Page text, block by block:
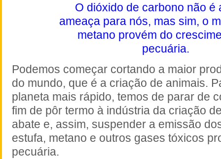
O dióxido de carbono não é
ameaça para nós, mas sim, o
metano provém do
pecuária.
Podemos começar cortando a maior
do mundo, que é a criação de animais.
planeta mais rápido, temos de parar de
fim de pôr termo à indústria da criação
abate e, assim, suspender a emissão
estufa, metano e outros gases tóxicos
pecuária.